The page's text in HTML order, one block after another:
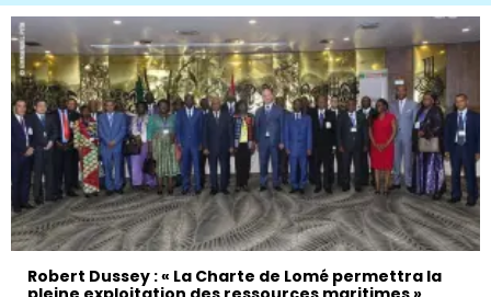
Robert Dussey : « La Charte de Lomé permettra la